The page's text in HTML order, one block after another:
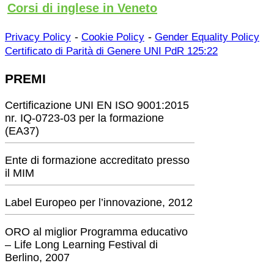
Corsi di inglese in Veneto
Privacy Policy - Cookie Policy - Gender Equality Policy
Certificato di Parità di Genere UNI PdR 125:22
PREMI
Certificazione UNI EN ISO 9001:2015
nr. IQ-0723-03 per la formazione
(EA37)
Ente di formazione accreditato presso
il MIM
Label Europeo per l’innovazione, 2012
ORO al miglior Programma educativo
– Life Long Learning Festival di
Berlino, 2007